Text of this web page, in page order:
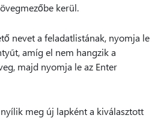
kerül.
nevet a feladatlistának, nyomja le
amíg el nem hangzik a
majd nyomja le az Enter
meg új lapként a kiválasztott